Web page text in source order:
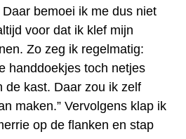
Daar bemoei ik me dus niet
voor dat ik klef mijn
Zo zeg ik regelmatig:
handdoekjes toch netjes
de kast. Daar zou ik zelf
maken.” Vervolgens klap ik
op de flanken en stap